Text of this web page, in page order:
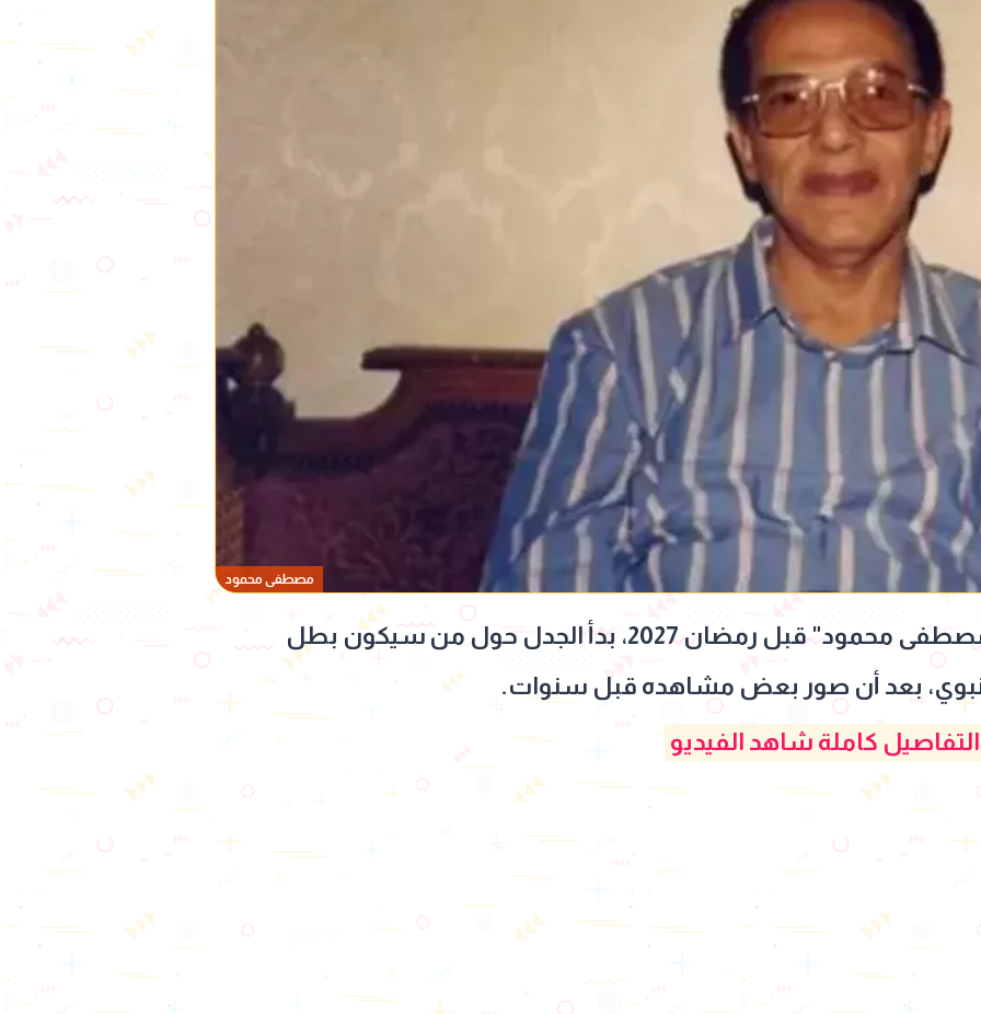
مصطفى محمود
مع الإعلان عن مسلسل "مصطفى محمود" قبل رمضان 2027، بدأ الجدل حول من سيكون بطل
بعد أن صور بعض مشاهده قبل سنوات.
كاملة شاهد الفيديو